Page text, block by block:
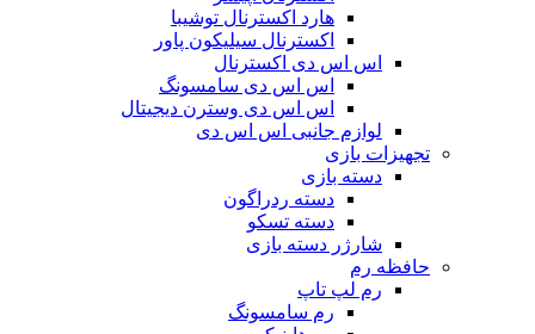
هارد اکسترنال توشیبا
اکسترنال سیلیکون پاور
اس اس دی اکسترنال
اس اس دی سامسونگ
اس اس دی وسترن دیجیتال
لوازم جانبی اس اس دی
تجهیزات بازی
دسته بازی
دسته ردراگون
دسته تسکو
شارژر دسته بازی
حافظه رم
رم لپ تاپ
رم سامسونگ